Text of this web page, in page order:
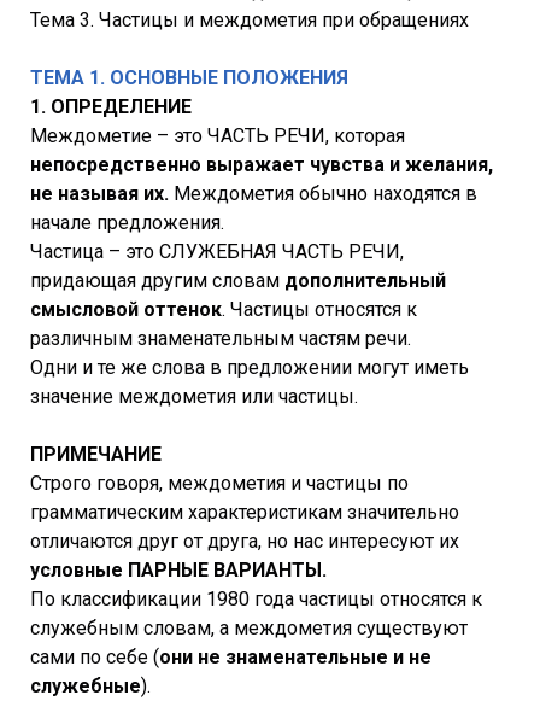
Тема 3. Частицы и междометия при обращениях
ТЕМА 1. ОСНОВНЫЕ ПОЛОЖЕНИЯ
1. ОПРЕДЕЛЕНИЕ
Междометие – это ЧАСТЬ РЕЧИ, которая
непосредственно выражает чувства и желания,
не называя их. Междометия обычно находятся в
начале предложения.
Частица – это СЛУЖЕБНАЯ ЧАСТЬ РЕЧИ,
придающая другим словам дополнительный
смысловой оттенок. Частицы относятся к
различным знаменательным частям речи.
Одни и те же слова в предложении могут иметь
значение междометия или частицы.
ПРИМЕЧАНИЕ
Строго говоря, междометия и частицы по
грамматическим характеристикам значительно
отличаются друг от друга, но нас интересуют их
условные ПАРНЫЕ ВАРИАНТЫ.
По классификации 1980 года частицы относятся к
служебным словам, а междометия существуют
сами по себе (они не знаменательные и не
служебные).